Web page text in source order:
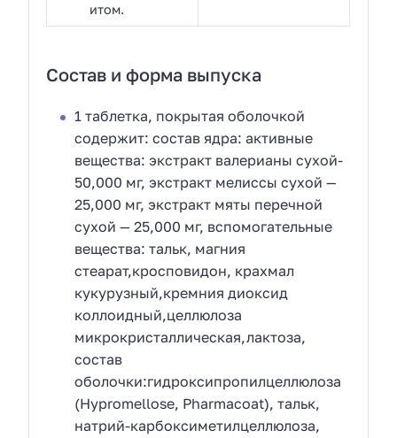
итом.
Состав и форма выпуска
1 таблетка, покрытая оболочкой
содержит: состав ядра: активные
вещества: экстракт валерианы сухой-
50,000 мг, экстракт мелиссы сухой —
25,000 мг, экстракт мяты перечной
сухой — 25,000 мг, вспомогательные
вещества: тальк, магния
стеарат,кросповидон, крахмал
кукурузный,кремния диоксид
коллоидный,целлюлоза
микрокристаллическая,лактоза,
состав
оболочки:гидроксипропилцеллюлоза
(Hypromellose, Pharmacoat), тальк,
натрий-карбоксиметилцеллюлоза,